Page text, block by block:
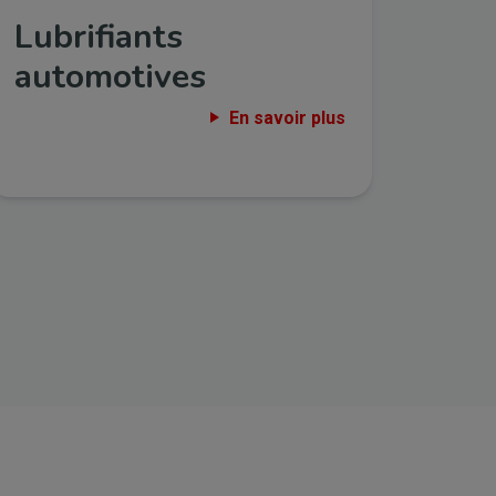
Lubrifiants
automotives
En savoir plus